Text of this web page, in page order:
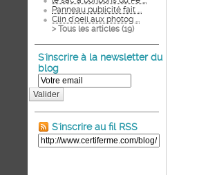
Panneau publicité fait ...
Clin d'oeil aux photog ...
> Tous les articles (19)
S'inscrire à la newsletter du
blog
Valider
S'inscrire au fil RSS